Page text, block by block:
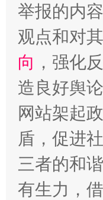
举报的内
观点和对
向 ，强化
造良好舆
网站架起
盾，促进
三者的和
有生力，